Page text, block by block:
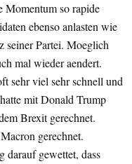
Momentum so rapide
ebenso anlasten wie
seiner Partei. Moeglich
mal wieder aendert.
sehr viel sehr schnell und
mit Donald Trump
Brexit gerechnet.
gerechnet.
darauf gewettet, dass